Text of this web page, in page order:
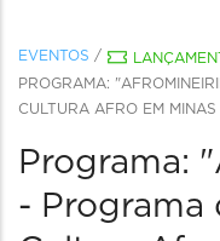
EVENTOS /
PROGRAMA:
CULTURA AFRO EM MINAS
Programa:
- Programa